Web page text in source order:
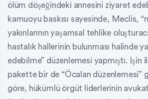
ölüm döşeğindeki annesini ziyaret
kamuoyu baskısı sayesinde, Meclis,
yakınlarının yaşamsal tehlike
hastalık hallerinin bulunması halinde
edebilme” düzenlemesi yapmıştı. İşin
pakette bir de “Öcalan düzenlemesi”
göre, hükümlü örgüt liderlerinin